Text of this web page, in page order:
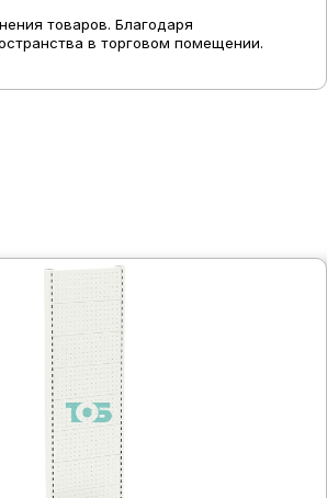
товаров. Благодаря
в торговом помещении.